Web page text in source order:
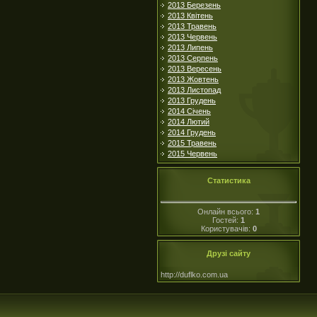
2013 Березень
2013 Квітень
2013 Травень
2013 Червень
2013 Липень
2013 Серпень
2013 Вересень
2013 Жовтень
2013 Листопад
2013 Грудень
2014 Січень
2014 Лютий
2014 Грудень
2015 Травень
2015 Червень
Статистика
Онлайн всього: 1
Гостей: 1
Користувачів: 0
Друзі сайту
http://duflko.com.ua